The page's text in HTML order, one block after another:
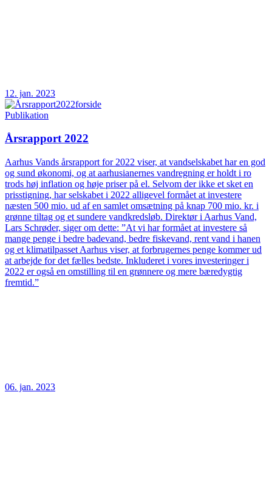
12. jan. 2023
Publikation
Årsrapport 2022
Aarhus Vands årsrapport for 2022 viser, at vandselskabet har en god
og sund økonomi, og at aarhusianernes vandregning er holdt i ro
trods høj inflation og høje priser på el. Selvom der ikke et sket en
prisstigning, har selskabet i 2022 alligevel formået at investere
næsten 500 mio. ud af en samlet omsætning på knap 700 mio. kr. i
grønne tiltag og et sundere vandkredsløb. Direktør i Aarhus Vand,
Lars Schrøder, siger om dette: ”At vi har formået at investere så
mange penge i bedre badevand, bedre fiskevand, rent vand i hanen
og et klimatilpasset Aarhus viser, at forbrugernes penge kommer ud
at arbejde for det fælles bedste. Inkluderet i vores investeringer i
2022 er også en omstilling til en grønnere og mere bæredygtig
fremtid.”
06. jan. 2023